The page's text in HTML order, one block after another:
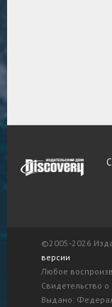
©2005-2026
версии
Любое
Свидетельство
Выдано: